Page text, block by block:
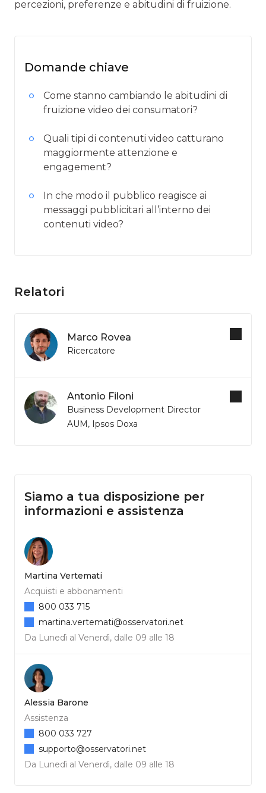
percezioni, preferenze e abitudini di fruizione.
Domande chiave
Come stanno cambiando le abitudini di
fruizione video dei consumatori?
Quali tipi di contenuti video catturano
maggiormente attenzione e
engagement?
In che modo il pubblico reagisce ai
messaggi pubblicitari all’interno dei
contenuti video?
Relatori
Marco Rovea
Ricercatore
Antonio Filoni
Business Development Director
AUM, Ipsos Doxa
Siamo a tua disposizione per
informazioni e assistenza
Martina Vertemati
Acquisti e abbonamenti
Da Lunedì al Venerdì, dalle 09 alle 18
800 033 715
martina.vertemati@osservatori.net
Alessia Barone
Assistenza
Da Lunedì al Venerdì, dalle 09 alle 18
800 033 727
supporto@osservatori.net